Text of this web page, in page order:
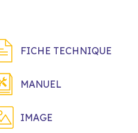
FICHE TECHNIQUE
MANUEL
IMAGE